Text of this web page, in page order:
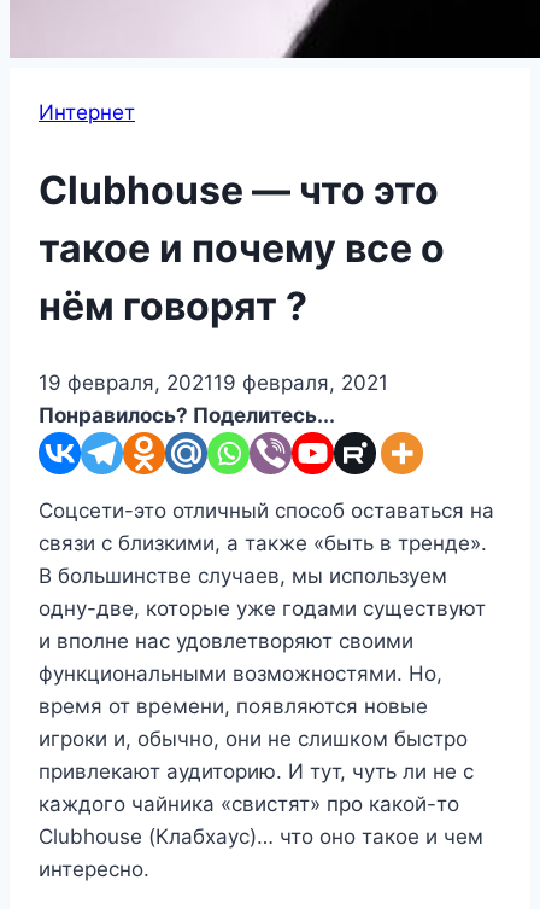
Интернет
Clubhouse — что это
такое и почему все о
нём говорят ?
19 февраля, 202119 февраля, 2021
Понравилось? Поделитесь...
Соцсети-это отличный способ оставаться на
связи с близкими, а также «быть в тренде».
В большинстве случаев, мы используем
одну-две, которые уже годами существуют
и вполне нас удовлетворяют своими
функциональными возможностями. Но,
время от времени, появляются новые
игроки и, обычно, они не слишком быстро
привлекают аудиторию. И тут, чуть ли не с
каждого чайника «свистят» про какой-то
Clubhouse (Клабхаус)… что оно такое и чем
интересно.